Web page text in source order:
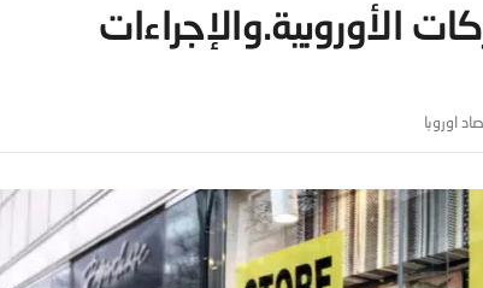
الأوروبية.والإجراءات
اوروبا